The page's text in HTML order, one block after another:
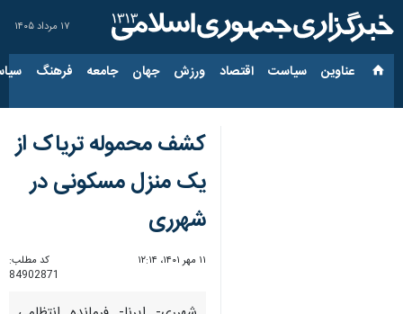
۱۷ مرداد ۱۴۰۵
عناوین‌ سیاست اقتصاد ورزش جهان جامعه فرهنگ
کشف محموله تریاک از
یک منزل مسکونی در
شهرری
۱۱ مهر ۱۴۰۱، ۱۲:۱۴
کد مطلب:
84902871